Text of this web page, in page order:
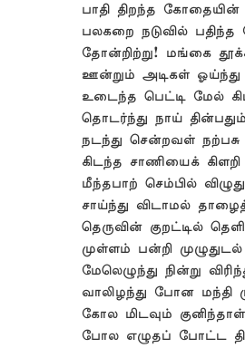
பாதி திறந்த
பலகறை நடுவில்
தோன்றிற்று! மங்கை
ஊன்றும் அடிகள் ஓய்ந்து
உடைந்த பெட்டி மேல்
தொடர்ந்து நாய்
நடந்து சென்றவள் நற்பசு
கிடந்த சாணியைக் கிளறி
மீந்தபாற் செம்பில்
சாய்ந்து விடாமல் தாழைத்
தெருவின் குறட்டில்
முள்ளம் பன்றி
மேலெழுந்து நின்று
வாலிழந்து போன மந்தி
கோல மிடவும்
போல எழுதப் போட்ட